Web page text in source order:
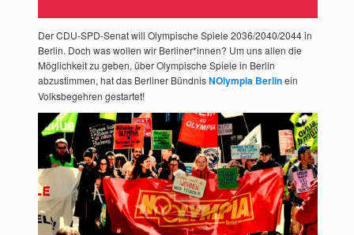
Der CDU-SPD-Senat will Olympische Spiele 2036/2040/2044 in
Berlin. Doch was wollen wir Berliner*innen? Um uns allen die
Möglichkeit zu geben, über Olympische Spiele in Berlin
abzustimmen, hat das Berliner BündnisNOlympia Berlinein
Volksbegehren gestartet!